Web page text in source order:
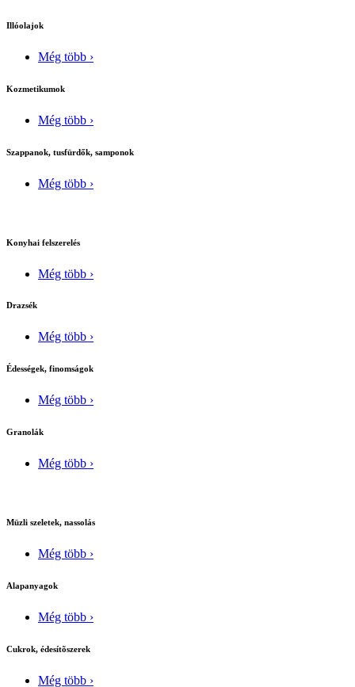
Illóolajok
Még több ›
Kozmetikumok
Még több ›
Szappanok, tusfürdők, samponok
Még több ›
Konyhai felszerelés
Még több ›
Drazsék
Még több ›
Édességek, finomságok
Még több ›
Granolák
Még több ›
Müzli szeletek, nassolás
Még több ›
Alapanyagok
Még több ›
Cukrok, édesítõszerek
Még több ›